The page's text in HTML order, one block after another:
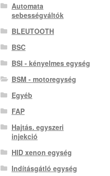
Automata
sebességváltók
BLEUTOOTH
BSC
BSI - kényelmes egység
BSM - motoregység
Egyéb
FAP
Hajtás. egyszeri
injekció
HID xenon egység
Indításgátló egység